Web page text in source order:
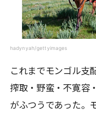
hadynyah/gettyimages
これまでモンゴル支
搾取・野蛮・不寛容
がふつうであった。